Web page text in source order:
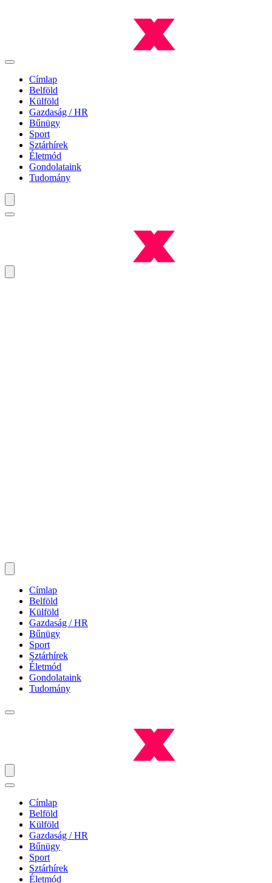
Címlap
Belföld
Külföld
Gazdaság / HR
Bűnügy
Sport
Sztárhírek
Életmód
Gondolataink
Tudomány
Címlap
Belföld
Külföld
Gazdaság / HR
Bűnügy
Sport
Sztárhírek
Életmód
Gondolataink
Tudomány
Címlap
Belföld
Külföld
Gazdaság / HR
Bűnügy
Sport
Sztárhírek
Életmód